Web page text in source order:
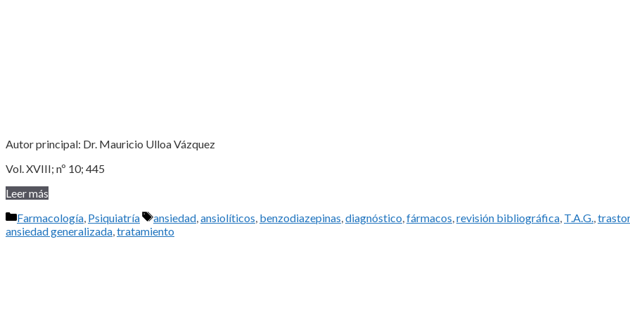
Autor principal: Dr. Mauricio Ulloa Vázquez
Vol. XVIII; nº 10; 445
Leer más
Categorías
Farmacología, Psiquiatría Etiquetas
ansiedad,ansiolíticos, benzodiazepinas,diagnóstico,fármacos,revisión bibliográfica, T.A.G.,
ansiedad generalizada,tratamiento